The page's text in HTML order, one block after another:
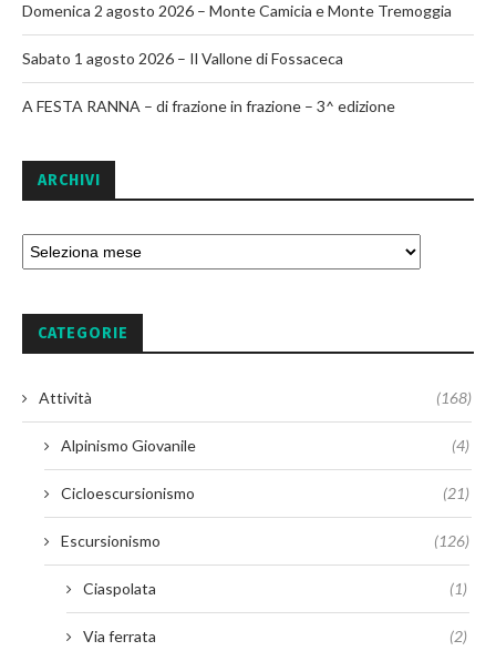
Domenica 2 agosto 2026 – Monte Camicia e Monte Tremoggia
Sabato 1 agosto 2026 – Il Vallone di Fossaceca
A FESTA RANNA – di frazione in frazione – 3^ edizione
ARCHIVI
CATEGORIE
Attività (168)
Alpinismo Giovanile (4)
Cicloescursionismo (21)
Escursionismo (126)
Ciaspolata (1)
Via ferrata (2)